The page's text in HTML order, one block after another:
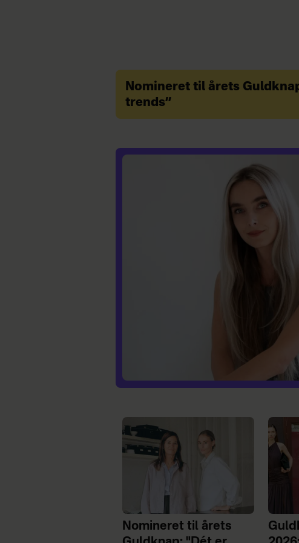
Nomineret til årets
trends”
Nomineret til årets